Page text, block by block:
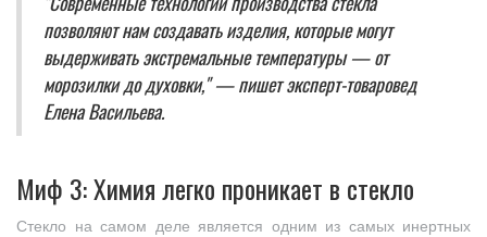
позволяют нам создавать изделия, которые могут
выдерживать экстремальные температуры — от
морозилки до духовки," — пишет эксперт-товаровед
Елена Васильева.
Миф 3: Химия легко проникает в стекло
Стекло на самом деле является одним из самых инертных